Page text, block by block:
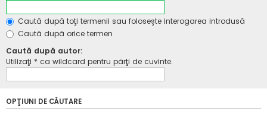
Caută după toţi termenii sau foloseşte interogarea introdusă
Caută după orice termen
Caută după autor:
Utilizaţi * ca wildcard pentru părţi de cuvinte.
OPŢIUNI DE CĂUTARE